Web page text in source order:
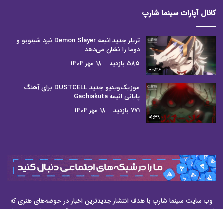
کانال آپارات سینما شارپ
00:36
تریلر جدید انیمه Demon Slayer نبرد شینوبو و
دوما را نشان می‌دهد
585 بازدید
18 مهر 1404
01:39
موزیک‌ویدیو جدید DUSTCELL برای آهنگ
پایانی انیمه Gachiakuta
771 بازدید
18 مهر 1404
وب سایت سینما شارپ با هدف انتشار جدیدترین اخبار در حوضه‌های هنری که